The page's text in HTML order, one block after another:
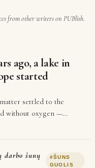
from other writers on PUBlish.
ago, a lake in
started
settled to the
without oxygen —
What it left behind
darbo šunų
#ŠUNS
GUOLIS